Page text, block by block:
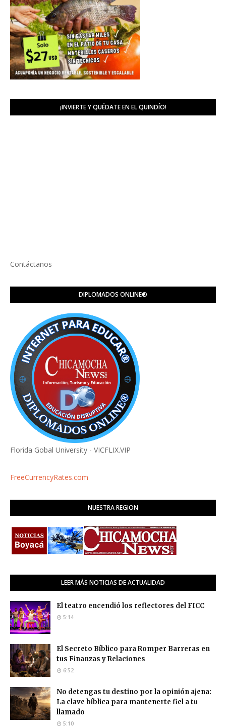
¡INVIERTE Y QUÉDATE EN EL QUINDÍO!
Contáctanos
DIPLOMADOS ONLINE®️
Florida Gobal University - VICFLIX.VIP
FreeCurrencyRates.com
NUESTRA REGION
LEER MÁS NOTICIAS DE ACTUALIDAD
El teatro encendió los reflectores del FICC
5:14
El Secreto Bíblico para Romper Barreras en
tus Finanzas y Relaciones
6:52
No detengas tu destino por la opinión ajena:
La clave bíblica para mantenerte fiel a tu
llamado
5:10